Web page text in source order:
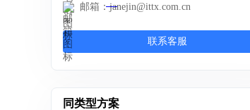
邮箱：janejin@ittx.com.cn
联系客服
同类型方案